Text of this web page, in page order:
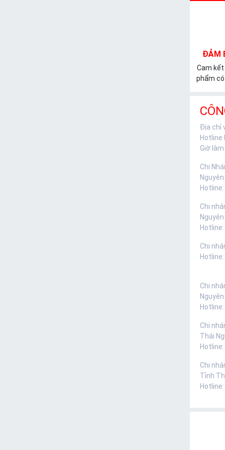
ĐẢM
Cam
phẩm
Địa chỉ
Hotline
Giờ
Chi
Nguyên
Hotline:
Chi
Nguyên
Hotline:
Chi
Hotline:
Chi
Nguyên
Hotline:
Chi
Thái
Hotline:
Chi
Tỉnh
Hotline: